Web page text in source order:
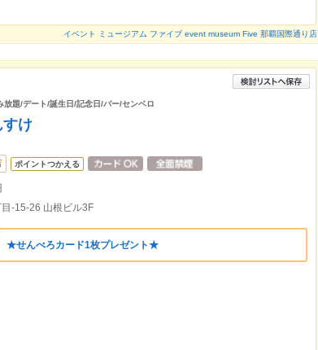
イベント ミュージアム ファイブ event museum Five 那覇国際通り店
放題/デート/誕生日/記念日/バー/センベロ
すけ
ポイントつかえる
-15-26 山根ビル3F
★せんべろカード1枚プレゼント★